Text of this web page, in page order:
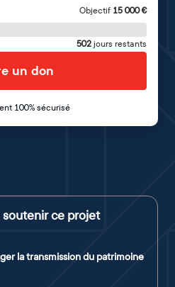
Objectif 15 000€
502 jours restants
un don
100% sécurisé
soutenir ce projet
la transmission du patrimoine